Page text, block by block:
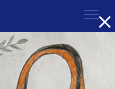

вечная